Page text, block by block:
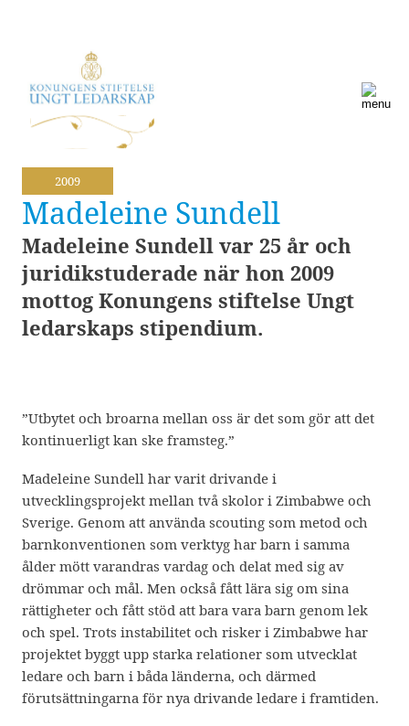
2009
Madeleine Sundell
Madeleine Sundell var 25 år och
juridikstuderade när hon 2009
mottog Konungens stiftelse Ungt
ledarskaps stipendium.
”Utbytet och broarna mellan oss är det som gör att det
kontinuerligt kan ske framsteg.”
Madeleine Sundell har varit drivande i
utvecklingsprojekt mellan två skolor i Zimbabwe och
Sverige. Genom att använda scouting som metod och
barnkonventionen som verktyg har barn i samma
ålder mött varandras vardag och delat med sig av
drömmar och mål. Men också fått lära sig om sina
rättigheter och fått stöd att bara vara barn genom lek
och spel. Trots instabilitet och risker i Zimbabwe har
projektet byggt upp starka relationer som utvecklat
ledare och barn i båda länderna, och därmed
förutsättningarna för nya drivande ledare i framtiden.